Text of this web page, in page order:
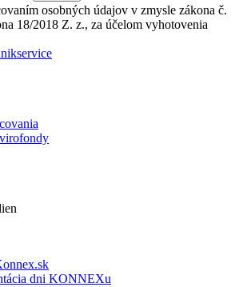
osobných údajov v zmysle zákona č.
18/2018 Z. z., za účelom vyhotovenia
dni KONNEXu